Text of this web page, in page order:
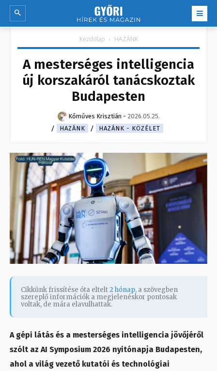
Kezdőlap HAZÁNK
A mesterséges intelligencia
új korszakáról tanácskoztak
Budapesten
Kőműves Krisztián - 2026.05.25.
HAZÁNK
HAZÁNK - KÖZÉLET
Cikkünk frissítése óta eltelt2 hónap, a szövegben
szereplő információk a megjelenéskor pontosak
voltak, de mára elavulhattak.
A gépi látás és a mesterséges intelligencia jövőjéről
szólt az AI Symposium 2026 nyitónapja Budapesten,
ahol a világ vezető kutatói és technológiai